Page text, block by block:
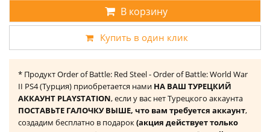
В корзину
Купить в один клик
* Продукт Order of Battle: Red Steel - Order of Battle: World War
II PS4 (Турция) приобретается нами НА ВАШ ТУРЕЦКИЙ
АККАУНТ PLAYSTATION, если у вас нет Турецкого аккаунта
ПОСТАВЬТЕ ГАЛОЧКУ ВЫШЕ, что вам требуется аккаунт,
создадим бесплатно в подарок(акция действует только